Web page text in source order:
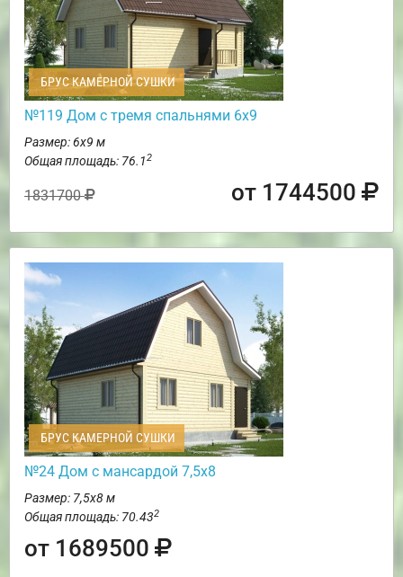
БРУС КАМЕРНОЙ СУШКИ
№119 Дом с тремя спальнями 6х9
Размер: 6х9 м
Общая площадь: 76.12
1831700 от 1744500
БРУС КАМЕРНОЙ СУШКИ
№24 Дом с мансардой 7,5х8
Размер: 7,5х8 м
Общая площадь: 70.432
от 1689500